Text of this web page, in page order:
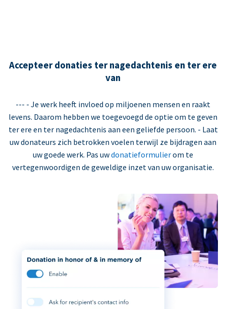
Accepteer donaties ter nagedachtenis en ter ere
van
--- - Je werk heeft invloed op miljoenen mensen en raakt
levens. Daarom hebben we toegevoegd de optie om te geven
ter ere en ter nagedachtenis aan een geliefde persoon. - Laat
uw donateurs zich betrokken voelen terwijl ze bijdragen aan
uw goede werk. Pas uwdonatieformulierom te
vertegenwoordigen de geweldige inzet van uw organisatie.